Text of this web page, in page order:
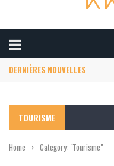
DERNIÈRES NOUVELLES
TOURISME
Home › Category: "Tourisme"